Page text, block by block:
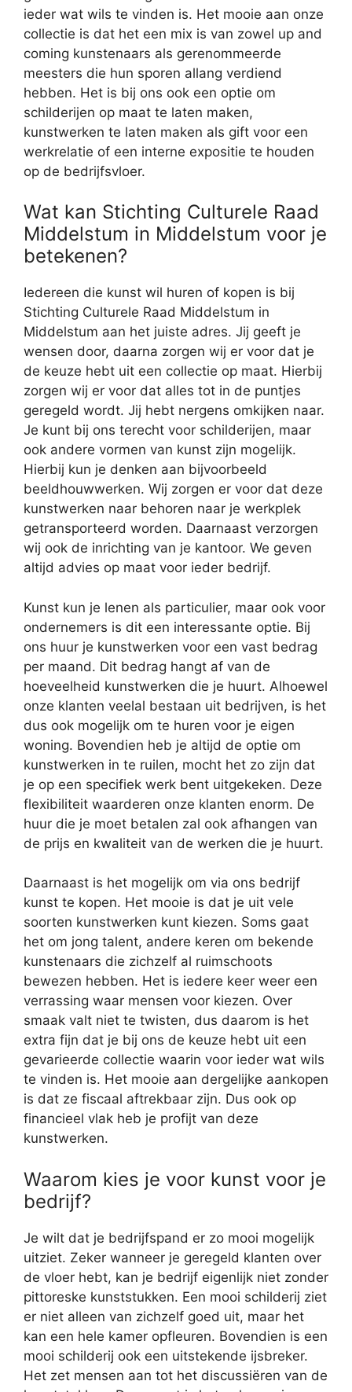
ieder wat wils te vinden is. Het mooie aan onze
collectie is dat het een mix is van zowel up and
coming kunstenaars als gerenommeerde
meesters die hun sporen allang verdiend
hebben. Het is bij ons ook een optie om
schilderijen op maat te laten maken,
kunstwerken te laten maken als gift voor een
werkrelatie of een interne expositie te houden
op de bedrijfsvloer.
Wat kan Stichting Culturele Raad
Middelstum in Middelstum voor je
betekenen?
Iedereen die kunst wil huren of kopen is bij
Stichting Culturele Raad Middelstum in
Middelstum aan het juiste adres. Jij geeft je
wensen door, daarna zorgen wij er voor dat je
de keuze hebt uit een collectie op maat. Hierbij
zorgen wij er voor dat alles tot in de puntjes
geregeld wordt. Jij hebt nergens omkijken naar.
Je kunt bij ons terecht voor schilderijen, maar
ook andere vormen van kunst zijn mogelijk.
Hierbij kun je denken aan bijvoorbeeld
beeldhouwwerken. Wij zorgen er voor dat deze
kunstwerken naar behoren naar je werkplek
getransporteerd worden. Daarnaast verzorgen
wij ook de inrichting van je kantoor. We geven
altijd advies op maat voor ieder bedrijf.
Kunst kun je lenen als particulier, maar ook voor
ondernemers is dit een interessante optie. Bij
ons huur je kunstwerken voor een vast bedrag
per maand. Dit bedrag hangt af van de
hoeveelheid kunstwerken die je huurt. Alhoewel
onze klanten veelal bestaan uit bedrijven, is het
dus ook mogelijk om te huren voor je eigen
woning. Bovendien heb je altijd de optie om
kunstwerken in te ruilen, mocht het zo zijn dat
je op een specifiek werk bent uitgekeken. Deze
flexibiliteit waarderen onze klanten enorm. De
huur die je moet betalen zal ook afhangen van
de prijs en kwaliteit van de werken die je huurt.
Daarnaast is het mogelijk om via ons bedrijf
kunst te kopen. Het mooie is dat je uit vele
soorten kunstwerken kunt kiezen. Soms gaat
het om jong talent, andere keren om bekende
kunstenaars die zichzelf al ruimschoots
bewezen hebben. Het is iedere keer weer een
verrassing waar mensen voor kiezen. Over
smaak valt niet te twisten, dus daarom is het
extra fijn dat je bij ons de keuze hebt uit een
gevarieerde collectie waarin voor ieder wat wils
te vinden is. Het mooie aan dergelijke aankopen
is dat ze fiscaal aftrekbaar zijn. Dus ook op
financieel vlak heb je profijt van deze
kunstwerken.
Waarom kies je voor kunst voor je
bedrijf?
Je wilt dat je bedrijfspand er zo mooi mogelijk
uitziet. Zeker wanneer je geregeld klanten over
de vloer hebt, kan je bedrijf eigenlijk niet zonder
pittoreske kunststukken. Een mooi schilderij ziet
er niet alleen van zichzelf goed uit, maar het
kan een hele kamer opfleuren. Bovendien is een
mooi schilderij ook een uitstekende ijsbreker.
Het zet mensen aan tot het discussiëren van de